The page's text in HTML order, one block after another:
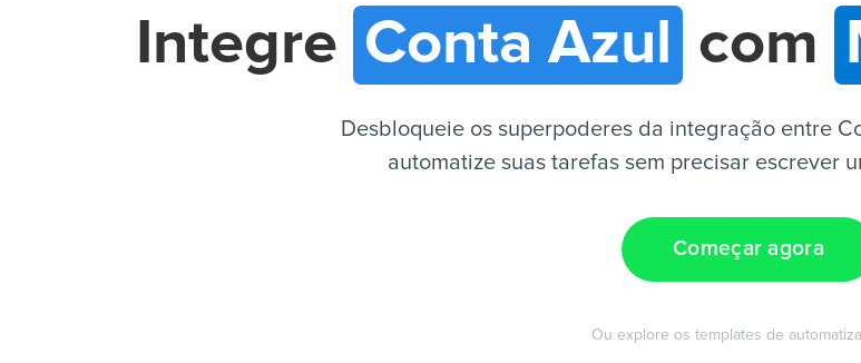
Integre Conta Azul com
Desbloqueie os superpoderes da integração entre
automatize suas tarefas sem precisar escrever
Começar agora
Ou explore os templates de